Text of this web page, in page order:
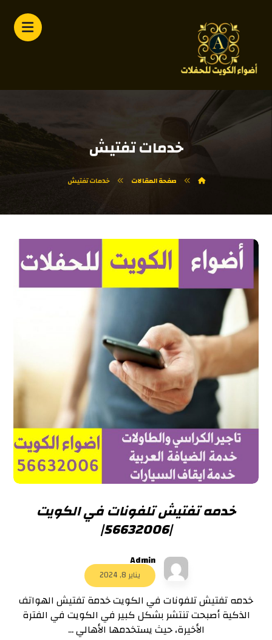
خدمات تفتيش
صفحة المقالات خدمات تفتيش
خدمه تفتيش تلفونات في الكويت
|56632006|
Admin
يناير 8, 2024
خدمه تفتيش تلفونات في الكويت خدمة تفتيش الهواتف
الذكية أصبحت تنتشر بشكل كبير في الكويت في الفترة
الأخيرة، حيث يستخدمها الأهالي ...